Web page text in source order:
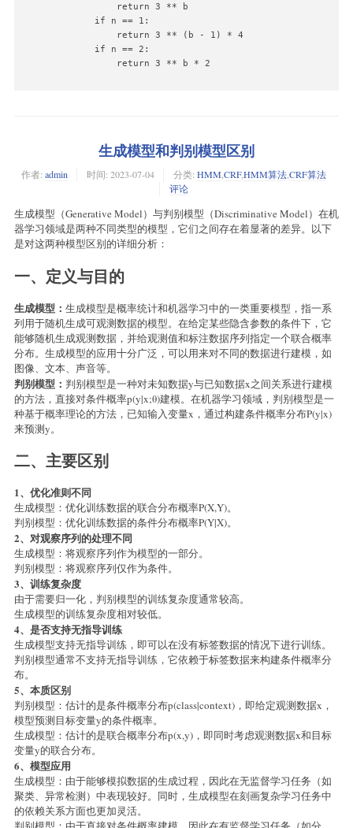
            return 3 ** b
        if n == 1:
            return 3 ** (b - 1) * 4
        if n == 2:
            return 3 ** b * 2
生成模型和判别模型区别
作者: admin 时间: 2023-07-04 分类: HMM,CRF,HMM算法,CRF算法
评论
生成模型（Generative Model）与判别模型（Discriminative Model）在机
器学习领域是两种不同类型的模型，它们之间存在着显著的差异。以下
是对这两种模型区别的详细分析：
一、定义与目的
生成模型： 生成模型是概率统计和机器学习中的一类重要模型，指一系
列用于随机生成可观测数据的模型。在给定某些隐含参数的条件下，它
能够随机生成观测数据，并给观测值和标注数据序列指定一个联合概率
分布。生成模型的应用十分广泛，可以用来对不同的数据进行建模，如
图像、文本、声音等。
判别模型： 判别模型是一种对未知数据y与已知数据x之间关系进行建模
的方法，直接对条件概率p(y|x;θ)建模。在机器学习领域，判别模型是一
种基于概率理论的方法，已知输入变量x，通过构建条件概率分布P(y|x)
来预测y。
二、主要区别
1、优化准则不同
生成模型：优化训练数据的联合分布概率P(X,Y)。
判别模型：优化训练数据的条件分布概率P(Y|X)。
2、对观察序列的处理不同
生成模型：将观察序列作为模型的一部分。
判别模型：将观察序列仅作为条件。
3、训练复杂度
由于需要归一化，判别模型的训练复杂度通常较高。
生成模型的训练复杂度相对较低。
4、是否支持无指导训练
生成模型支持无指导训练，即可以在没有标签数据的情况下进行训练。
判别模型通常不支持无指导训练，它依赖于标签数据来构建条件概率分
布。
5、本质区别
判别模型：估计的是条件概率分布p(class|context)，即给定观测数据x，
模型预测目标变量y的条件概率。
生成模型：估计的是联合概率分布p(x,y)，即同时考虑观测数据x和目标
变量y的联合分布。
6、模型应用
生成模型：由于能够模拟数据的生成过程，因此在无监督学习任务（如
聚类、异常检测）中表现较好。同时，生成模型在刻画复杂学习任务中
的依赖关系方面也更加灵活。